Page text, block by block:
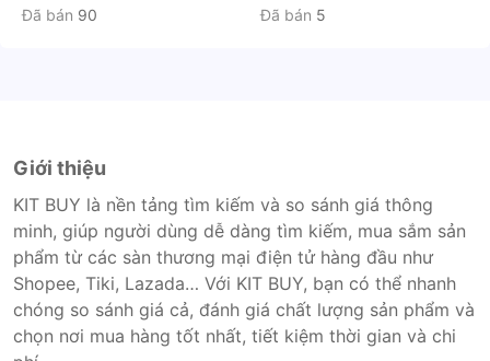
Đã bán 90
Đã bán 5
Giới thiệu
KIT BUY là nền tảng tìm kiếm và so sánh giá thông
minh, giúp người dùng dễ dàng tìm kiếm, mua sắm sản
phẩm từ các sàn thương mại điện tử hàng đầu như
Shopee, Tiki, Lazada… Với KIT BUY, bạn có thể nhanh
chóng so sánh giá cả, đánh giá chất lượng sản phẩm và
chọn nơi mua hàng tốt nhất, tiết kiệm thời gian và chi